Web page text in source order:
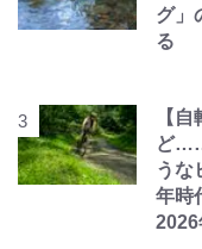
グ」
る
【
ど
うな
年時
2026